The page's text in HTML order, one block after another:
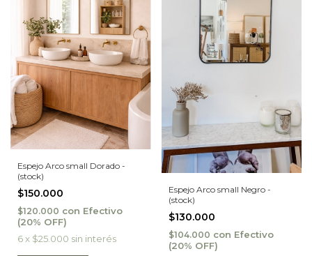
Espejo Arco small Dorado -
(stock)
$150.000
$120.000 con Efectivo
6x $25.000 sin interés
Espejo Arco small Negro -
(stock)
$130.000
$104.000 con Efectivo